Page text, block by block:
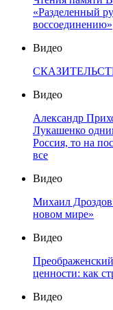
«Разделенный
воссоединению»
Видео
Видео
Александр
Лукашенко
Россия, то на
все
Видео
Михаил
новом мире»
Видео
ценности: как
Видео